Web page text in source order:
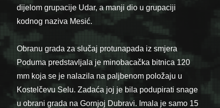
dijelom grupacije Udar, a manji dio u grupaciji
kodnog naziva Mesić.
Obranu grada za slučaj protunapada iz smjera
Poduma predstavljala je minobacačka bitnica 120
mm koja se je nalazila na paljbenom položaju u
Kostelčevu Selu. Zadaća joj je bila podupirati snage
u obrani grada na Gornjoj Dubravi. Imala je samo 15